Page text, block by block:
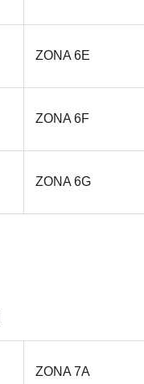
ZONA 6E
ZONA 6F
ZONA 6G
ZONA 7A